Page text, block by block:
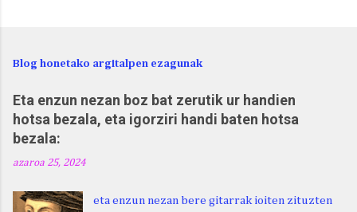
Blog honetako argitalpen ezagunak
Eta enzun nezan boz bat zerutik ur handien
hotsa bezala, eta igorziri handi baten hotsa
bezala:
azaroa 25, 2024
eta enzun nezan bere gitarrak ioiten zituzten